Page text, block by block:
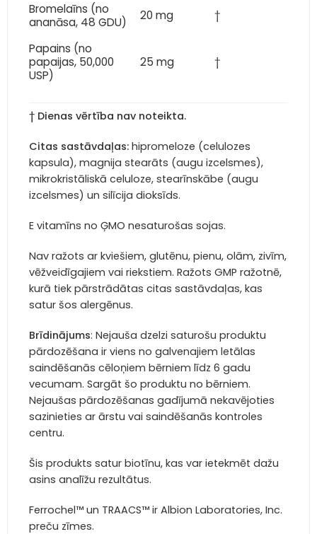
Bromelaīns (no
ananāsa, 48 GDU)
20 mg †
Papains (no
papaijas, 50,000
USP)
25 mg †
† Dienas vērtība nav noteikta.
Citas sastāvdaļas: hipromeloze (celulozes
kapsula), magnija stearāts (augu izcelsmes),
mikrokristāliskā celuloze, stearīnskābe (augu
izcelsmes) un silīcija dioksīds.
E vitamīns no ĢMO nesaturošas sojas.
Nav ražots ar kviešiem, glutēnu, pienu, olām, zivīm,
vēžveidīgajiem vai riekstiem. Ražots GMP ražotnē,
kurā tiek pārstrādātas citas sastāvdaļas, kas
satur šos alergēnus.
Brīdinājums: Nejauša dzelzi saturošu produktu
pārdozēšana ir viens no galvenajiem letālas
saindēšanās cēloņiem bērniem līdz 6 gadu
vecumam. Sargāt šo produktu no bērniem.
Nejaušas pārdozēšanas gadījumā nekavējoties
sazinieties ar ārstu vai saindēšanās kontroles
centru.
Šis produkts satur biotīnu, kas var ietekmēt dažu
asins analīžu rezultātus.
Ferrochel™ un TRAACS™ ir Albion Laboratories, Inc.
preču zīmes.